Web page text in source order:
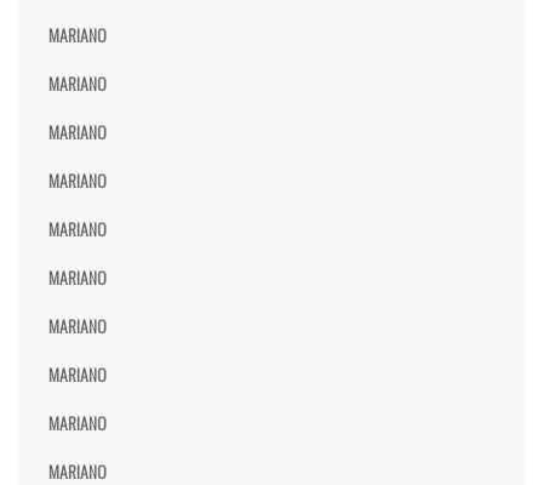
MARIANO
MARIANO
MARIANO
MARIANO
MARIANO
MARIANO
MARIANO
MARIANO
MARIANO
MARIANO